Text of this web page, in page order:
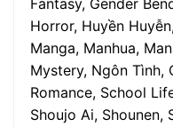
Fantasy, Gender
Horror, Huyền
Manga, Manhua,
Mystery, Ngôn Tình,
Romance, School
Shoujo Ai, Shounen,